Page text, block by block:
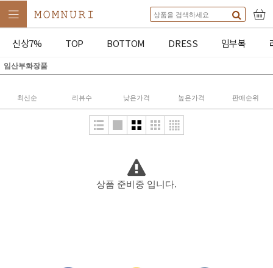
신상7% TOP BOTTOM DRESS 임부복
임산부화장품
최신순 리뷰수 낮은가격 높은가격 판매순위
상품 준비중 입니다.